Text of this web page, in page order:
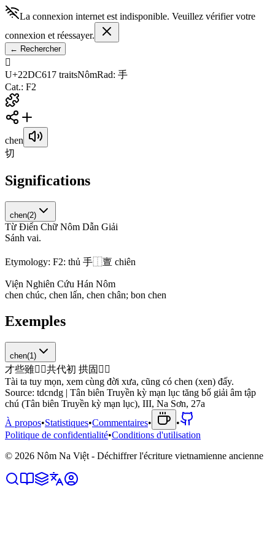
La connexion internet est indisponible. Veuillez vérifier votre
connexion et réessayer.
← Rechercher
𢷆
U+22DC617 traitsNômRad: 手
Cat.: F2
chen
切
Significations
chen(2)
Từ Điển Chữ Nôm Dẫn Giải
Sánh vai.
Etymology: F2: thủ 手⿰亶 chiên
Viện Nghiên Cứu Hán Nôm
chen chúc, chen lấn, chen chân; bon chen
Exemples
chen(1)
才些雖𫵈 󰏙共代初 拱固 𢷆 𦷾
Tài ta tuy mọn, xem cùng đời xưa, cũng có chen (xen) đấy.
Source: tdcndg | Tân biên Truyền kỳ mạn lục tăng bổ giải âm tập
chú (Tân biên Truyền kỳ mạn lục), III, Na Sơn, 27a
À propos•Statistiques•Commentaires•
•
Politique de confidentialité•Conditions d'utilisation
© 2026 Nôm Na Việt - Déchiffrer l'écriture vietnamienne ancienne